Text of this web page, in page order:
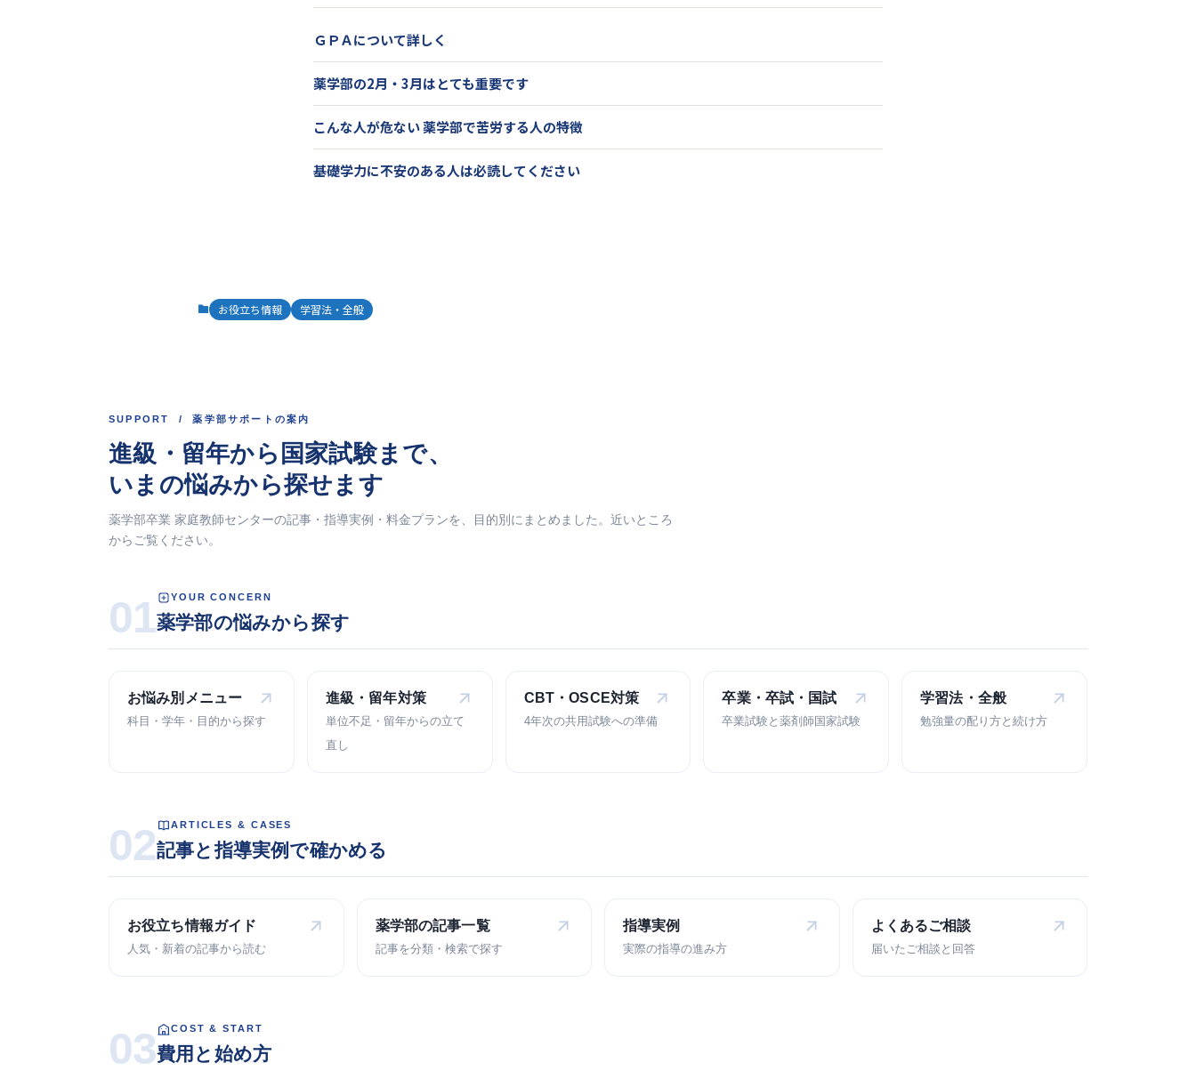
ＧＰＡについて詳しく
薬学部の2月・3月はとても重要です
こんな人が危ない 薬学部で苦労する人の特徴
基礎学力に不安のある人は必読してください
お役立ち情報 学習法・全般
SUPPORT / 薬学部サポートの案内
進級・留年から国家試験まで、
いまの悩みから探せます
薬学部卒業 家庭教師センターの記事・指導実例・料金プランを、目的別にまとめました。近いところ
からご覧ください。
01 YOUR CONCERN
薬学部の悩みから探す
お悩み別 メニュー
科目・学年・目的から探す
進級・留年対策
単位不足・留年からの立て
直し
CBT・OSCE対策
4年次の共用試験への準備
卒業・卒試・ 国試
卒業試験と薬剤師国家試験
学習法・ 全般
勉強量の配り方と続け方
02 ARTICLES & CASES
記事と指導実例で確かめる
お役立ち情報ガイド
人気・新着の記事から読む
薬学部の記事一覧
記事を分類・検索で探す
指導実例
実際の指導の進み方
よくあるご相談
届いたご相談と回答
03 COST & START
費用と始め方